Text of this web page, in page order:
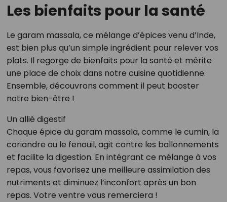
Les bienfaits pour la santé
Le garam massala, ce mélange d’épices venu d’Inde,
est bien plus qu’un simple ingrédient pour relever vos
plats. Il regorge de bienfaits pour la santé et mérite
une place de choix dans notre cuisine quotidienne.
Ensemble, découvrons comment il peut booster
notre bien-être !
Un allié digestif
Chaque épice du garam massala, comme le cumin, la
coriandre ou le fenouil, agit contre les ballonnements
et facilite la digestion. En intégrant ce mélange à vos
repas, vous favorisez une meilleure assimilation des
nutriments et diminuez l’inconfort après un bon
repas. Votre ventre vous remerciera !